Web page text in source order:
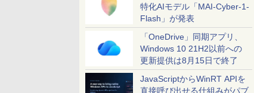
特化AIモデル「MAI-Cyber-1-
Flash」が発表
「OneDrive」同期アプリ、
Windows 10 21H2以前への
更新提供は8月15日で終了
JavaScriptからWinRT APIを
直接呼び出せる仕組みがパブ